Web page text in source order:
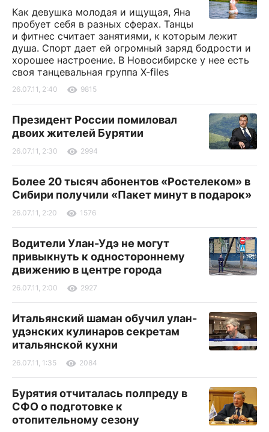
Как девушка молодая и ищущая, Яна
пробует себя в разных сферах. Танцы
и фитнес считает занятиями, к которым лежит
душа. Спорт дает ей огромный заряд бодрости и
хорошее настроение. В Новосибирске у нее есть
своя танцевальная группа X-files
26.07.11, 2:40 9815
Президент России помиловал
двоих жителей Бурятии
26.07.11, 2:30 2994
Более 20 тысяч абонентов «Ростелеком» в
Сибири получили «Пакет минут в подарок»
26.07.11, 2:20 1576
Водители Улан-Удэ не могут
привыкнуть к одностороннему
движению в центре города
26.07.11, 2:00 2927
Итальянский шаман обучил улан-
удэнских кулинаров секретам
итальянской кухни
26.07.11, 1:35 2084
Бурятия отчиталась полпреду в
СФО о подготовке к
отопительному сезону